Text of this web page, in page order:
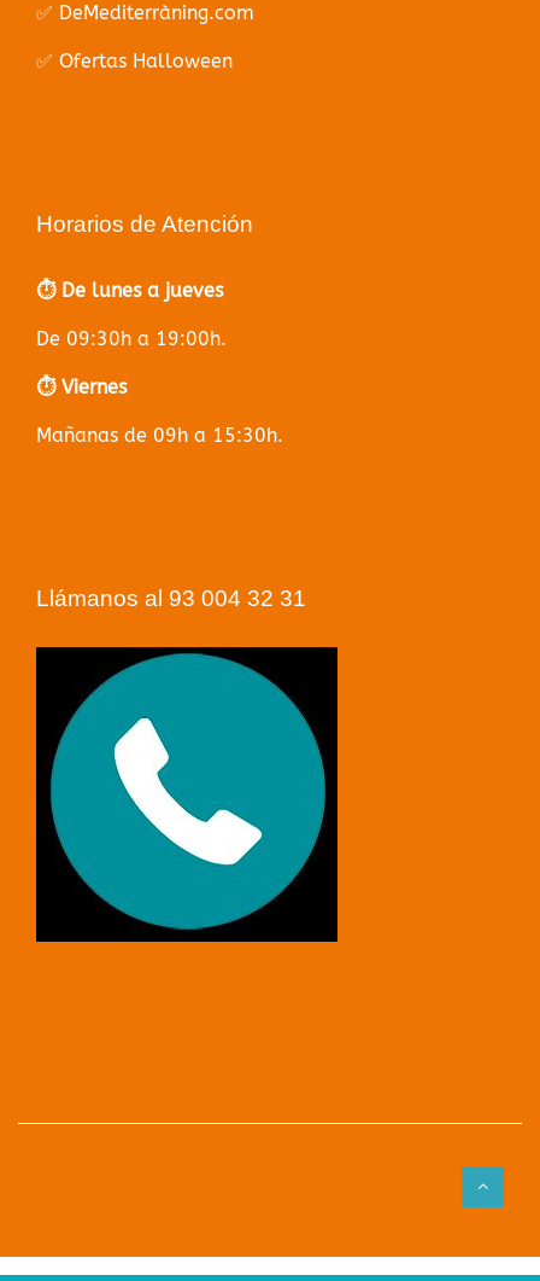
✅ DeMediterràning.com
✅ Ofertas Halloween
Horarios de Atención
⏱️ De lunes a jueves
De 09:30h a 19:00h.
⏱️ Viernes
Mañanas de 09h a 15:30h.
Llámanos al 93 004 32 31